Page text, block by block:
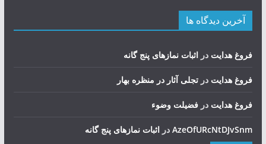
آخرین دیدگاه ها
فروغ هدایت در اثبات نمازهای پنج گانه
فروغ هدایت در تجلی آثار در منظره بهار
فروغ هدایت در فضيلت وضوء
AzeOfURcNtDJvSnmدر اثبات نمازهای پنج گانه